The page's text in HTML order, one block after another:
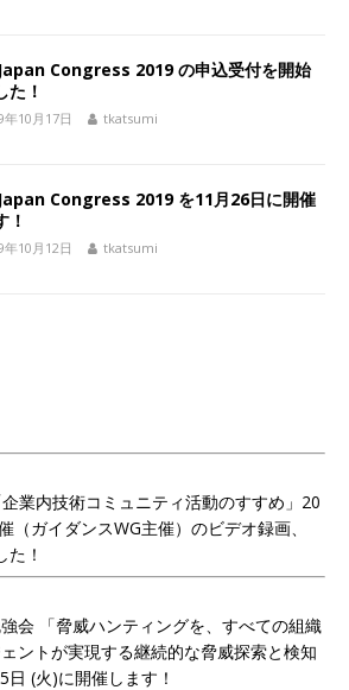
Congress 2019 の申込受付を開始
た！
年10月17日 tkatsumi
Congress 2019 を11月26日に開催
！
年10月12日 tkatsumi
業内技術コミュニティ活動のすすめ」20
（ガイダンスWG主催）のビデオ録画、
！
会 「脅威ハンティングを、すべての組織
ントが実現する継続的な脅威探索と検知
(火)に開催します！